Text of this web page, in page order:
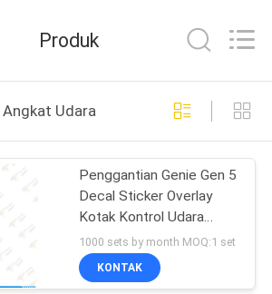
Angkat
51
Produk
Udara
Penggantian Genie Gen 5
Decal Sticker Overlay
Kotak Kontrol Udara
97772GT
1000 sets by month MOQ:1 set
KONTAK